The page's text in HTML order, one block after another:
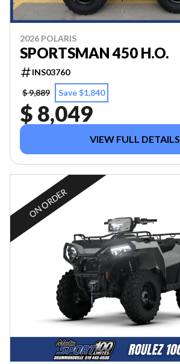
2026 POLARIS
SPORTSMAN 450 H.O.
INS03760
$ 9,889
Save $1,840
$ 8,049
VIEW FULL DETAILS
ON ORDER